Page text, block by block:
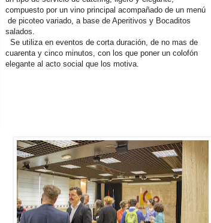
compuesto por un vino principal acompañado de un menú
de picoteo variado, a base de Aperitivos y Bocaditos
salados.
Se utiliza en eventos de corta duración, de no mas de
cuarenta y cinco minutos, con los que poner un colofón
elegante al acto social que los motiva.